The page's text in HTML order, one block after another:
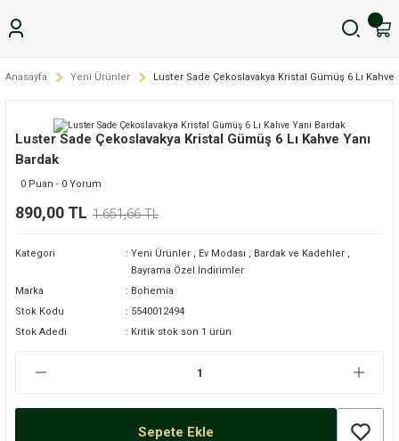
Anasayfa Yeni Ürünler Luster Sade Çekoslavakya Kristal Gümüş 6 Lı Kahve
Luster Sade Çekoslavakya Kristal Gümüş 6 Lı Kahve Yanı
Bardak
0 Puan - 0 Yorum
890,00 TL 1.651,66 TL
Kategori Yeni Ürünler , Ev Modası , Bardak ve Kadehler ,
Bayrama Özel İndirimler
Marka
Bohemia
Stok Kodu
5540012494
Stok Adedi
Kritik stok son 1 ürün
Sepete Ekle